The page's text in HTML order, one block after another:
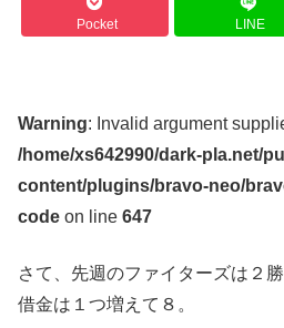
Pocket LINE
Warning: Invalid argument
/home/xs642990/dark-pla.net/
content/plugins/bravo-neo/
code on line 647
さて、先週のファイターズは２勝
借金は１つ増えて８。